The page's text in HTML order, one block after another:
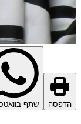
שתף בוואטסאפ